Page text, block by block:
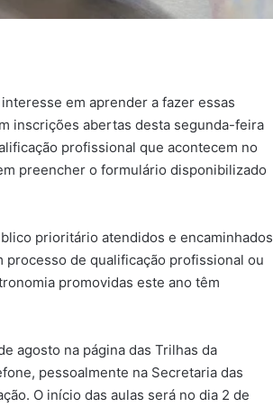
em aprender a fazer essas
inscrições abertas desta segunda-feira
profissional que acontecem no
preencher o formulário disponibilizado
prioritário atendidos e encaminhados
processo de qualificação profissional ou
promovidas este ano têm
agosto na página das Trilhas da
pessoalmente na Secretaria das
O início das aulas será no dia 2 de